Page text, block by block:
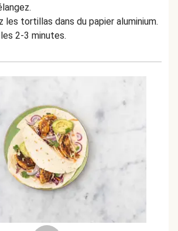
les tortillas dans du papier aluminium.
2-3 minutes.